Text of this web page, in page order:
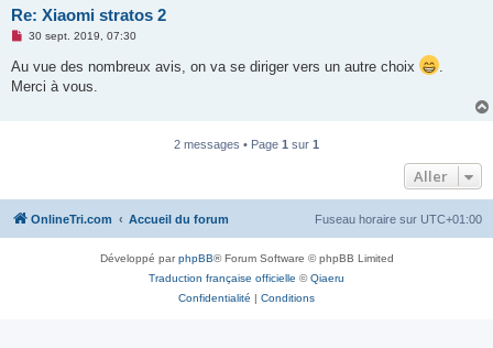
Re: Xiaomi stratos 2
M
s
a
30 sept. 2019, 07:30
Au vue des nombreux avis, on va se diriger vers un autre choix
.
Merci à vous.
2 messages • Page 1 sur 1
Aller
OnlineTri.com Accueil du forum Fuseau horaire sur UTC+01:00
Développé parphpBB® Forum Software © phpBB Limited
Traduction française officielle ©Qiaeru
Confidentialité | Conditions